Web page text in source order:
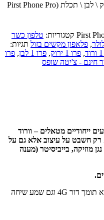
טלפון כשר פירסט פון פרו 1 - וורוד \ ירוק \ לבן \ תכלת (Pirst Phone Pro
קטגוריות:טלפון כשר
מקשים בזול תגיות:
, פרו 1 ירוק , פרו 1 לבן , פרו
- צ'יטה שופס
מטאלים – וורוד
על עיצוב אלא גם על
בייביסיטר (מענה
מכשיר בעל קליטה הכי טובה מאחר והוא תומך דור 4G וגם שמע שיחה